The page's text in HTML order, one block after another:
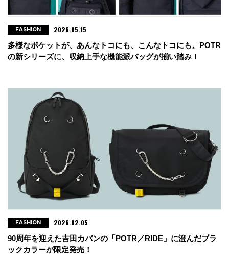
多様なポケットが、あんなトコにも、こんなトコにも。POTR
の新シリーズに、収納上手な機能派バッグが揃い踏み！
FASHION 2026.05.15
90周年を迎えた吉田カバンの「POTR／RIDE」に澄んだブラ
ックカラーが限定発売！
FASHION 2026.02.05